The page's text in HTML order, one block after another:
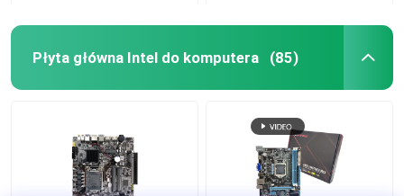
Płyta główna Intel do komputera (85)